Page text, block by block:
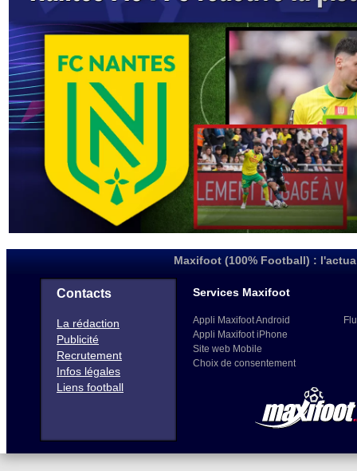
Maxifoot (100% Football) :
Contacts
La rédaction
Publicité
Recrutement
Infos légales
Liens football
Services Maxifoot
Appli Maxifoot Android
Appli Maxifoot iPhone
Site web Mobile
Choix de consentement